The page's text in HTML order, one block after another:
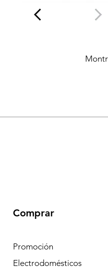
Comprar
Promoción
Electrodomésticos